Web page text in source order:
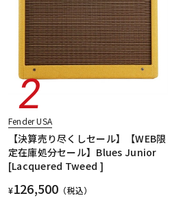
Fender USA
【決算売り尽くしセール】【WEB限
定在庫処分セール】Blues Junior
[Lacquered Tweed ]
¥126,500 （税込）